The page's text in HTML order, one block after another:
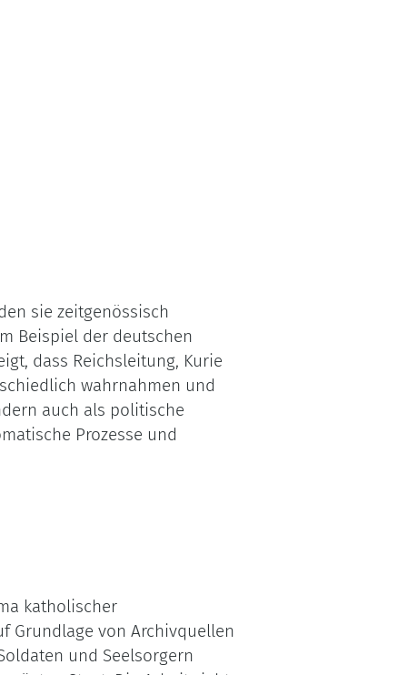
sie zeitgenössisch
Beispiel der deutschen
dass Reichsleitung, Kurie
wahrnahmen und
auch als politische
Prozesse und
katholischer
Grundlage von Archivquellen
und Seelsorgern